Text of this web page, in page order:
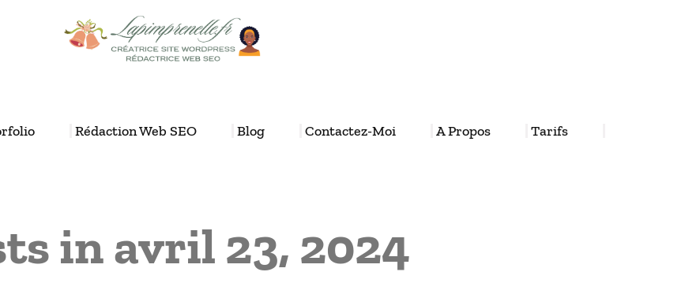
Rédaction Web SEO Blog Contactez-Moi A Propos Tarifs
in avril 23, 2024